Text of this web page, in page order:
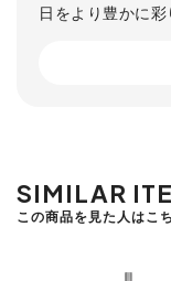
日をより豊かに彩
SIMILAR
この商品を見た人はこ